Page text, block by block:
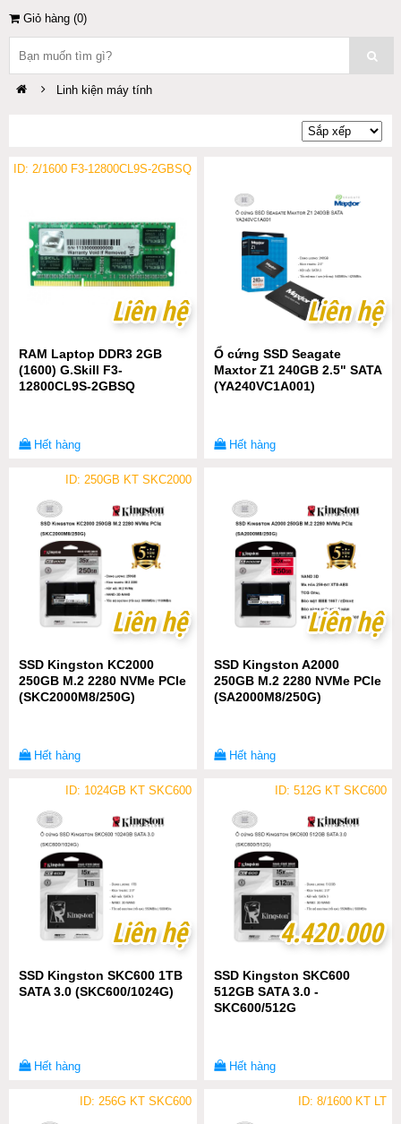
Giỏ hàng (0)
Linh kiện máy tính
ID: 2/1600 F3-12800CL9S-2GBSQ
Liên hệ
Liên hệ
RAM Laptop DDR3 2GB
(1600) G.Skill F3-
12800CL9S-2GBSQ
Hết hàng
Liên hệ
Liên hệ
Ổ cứng SSD Seagate
Maxtor Z1 240GB 2.5" SATA
(YA240VC1A001)
Hết hàng
ID: 250GB KT SKC2000
Liên hệ
Liên hệ
SSD Kingston KC2000
250GB M.2 2280 NVMe PCIe
(SKC2000M8/250G)
Hết hàng
Liên hệ
Liên hệ
SSD Kingston A2000
250GB M.2 2280 NVMe PCIe
(SA2000M8/250G)
Hết hàng
ID: 1024GB KT SKC600
Liên hệ
Liên hệ
SSD Kingston SKC600 1TB
SATA 3.0 (SKC600/1024G)
Hết hàng
ID: 512G KT SKC600
4.420.000
4.420.000
SSD Kingston SKC600
512GB SATA 3.0 -
SKC600/512G
Hết hàng
ID: 256G KT SKC600 ID: 8/1600 KT LT